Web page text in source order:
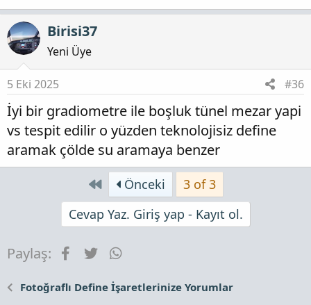
Birisi37
Yeni Üye
5 Eki 2025 #36
İyi bir gradiometre ile boşluk tünel mezar yapi
vs tespit edilir o yüzden teknolojisiz define
aramak çölde su aramaya benzer
FirstÖnceki
3 of 3
Cevap Yaz. Giriş yap - Kayıt ol.
Paylaş: Facebook
Twitter
Fotoğraflı Define İşaretlerinize Yorumlar